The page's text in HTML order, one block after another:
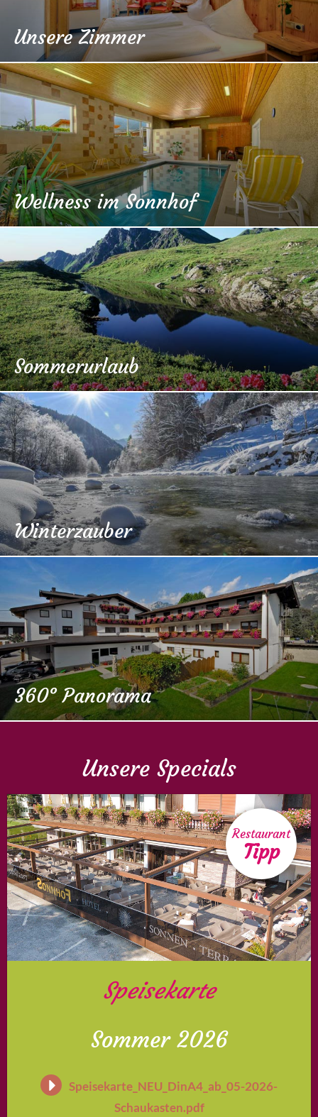
Unsere Zimmer
Wellness im Sonnhof
Sommerurlaub
Winterzauber
360° Panorama
Unsere Specials
Restaurant
Tipp
Speisekarte
Sommer 2026
Speisekarte_NEU_DinA4_ab_05-2026-
Schaukasten.pdf